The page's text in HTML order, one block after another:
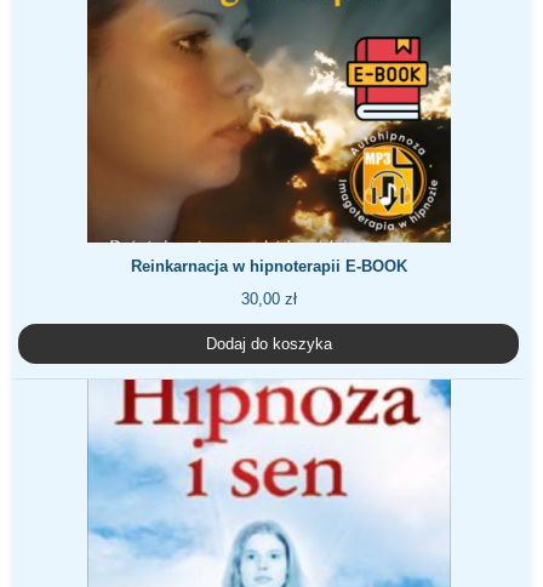
Reinkarnacja w hipnoterapii E-BOOK
30,00 zł
Dodaj do koszyka